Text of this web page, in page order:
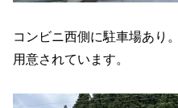
コンビニ西側に駐車場あり
用意されています。